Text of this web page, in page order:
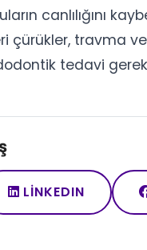
canlılığını
çürükler, travma
tedavi
LINKEDIN